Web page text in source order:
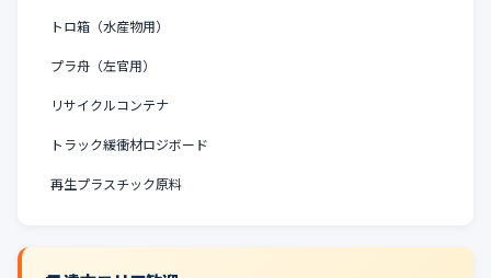
トロ箱（水産物用）
プラ舟（左官用）
リサイクルコンテナ
トラック緩衝材ロジボード
再生プラスチック原料